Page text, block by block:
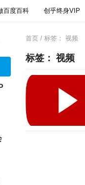
百度百科 创乎终身VIP
首页 / 标签： 视频
标签： 视频